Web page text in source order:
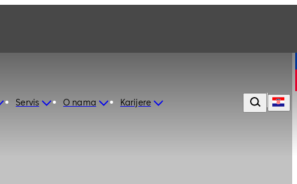
Servis O nama Karijere